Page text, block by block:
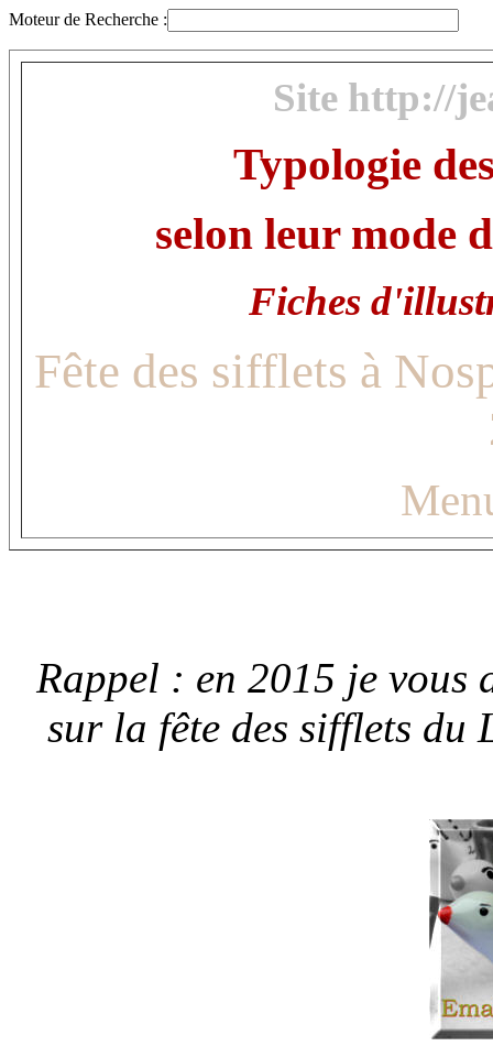
Moteur de Recherche :
Site http://
Typologie
selon leur mode
Fiches
Fête des sifflets à
Rappel : en 2015 je vous
sur la fête des sifflets du